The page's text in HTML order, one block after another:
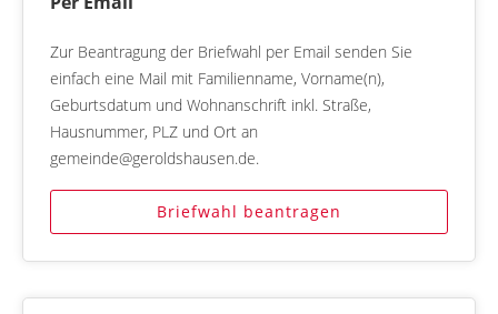
Zur Beantragung der Briefwahl per Email senden Sie
einfach eine Mail mit Familienname, Vorname(n),
Geburtsdatum und Wohnanschrift inkl. Straße,
Hausnummer, PLZ und Ort an
gemeinde@geroldshausen.de.
Briefwahl beantragen